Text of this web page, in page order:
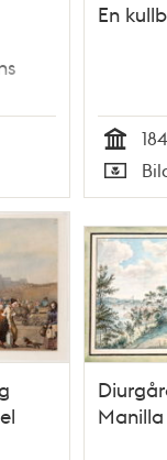
En
Tid
Typ